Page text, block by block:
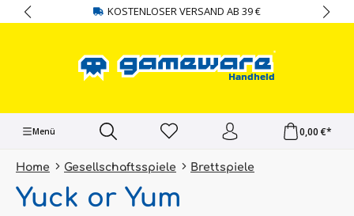
springen KOSTENLOSER VERSAND AB 39 €
Menü 0,00 €*
Home Gesellschaftsspiele Brettspiele
Yuck or Yum